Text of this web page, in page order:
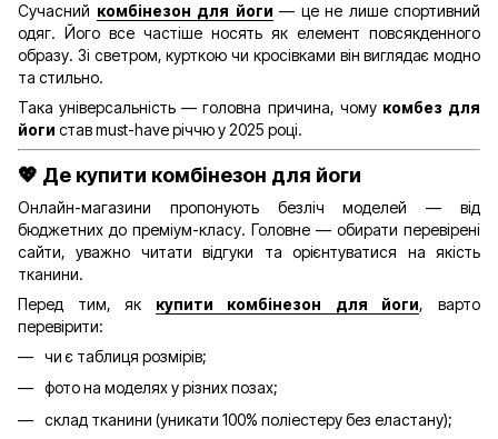
Сучасний комбінезон для йоги — це не лише спортивний
одяг. Його все частіше носять як елемент повсякденного
образу. Зі светром, курткою чи кросівками він виглядає модно
та стильно.
Така універсальність — головна причина, чому комбез для
йоги став must-have річчю у 2025 році.
💖 Де купити комбінезон для йоги
Онлайн-магазини пропонують безліч моделей — від
бюджетних до преміум-класу. Головне — обирати перевірені
сайти, уважно читати відгуки та орієнтуватися на якість
тканини.
Перед тим, як купити комбінезон для йоги, варто
перевірити:
чи є таблиця розмірів;
фото на моделях у різних позах;
склад тканини (уникати 100% поліестеру без еластану);